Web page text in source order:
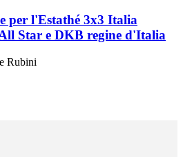
per l'Estathé 3x3 Italia
Star e DKB regine d'Italia
Rubini